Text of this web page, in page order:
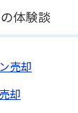
体験談
売却
却